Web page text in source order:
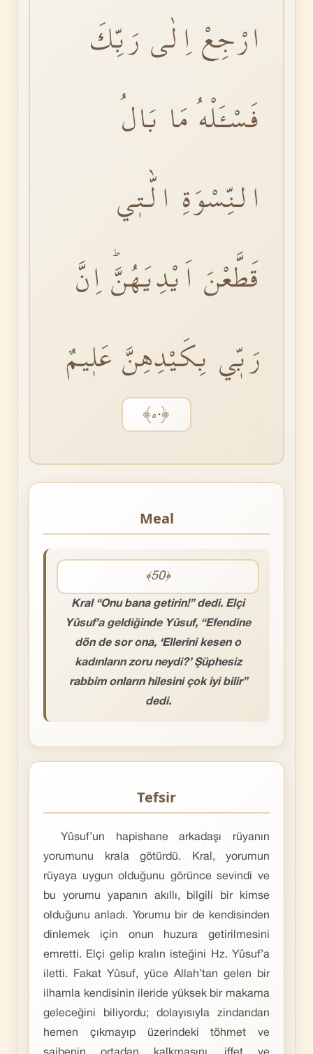
ارْجِعْ اِلٰى رَبِّكَ
فَسْـَٔلْهُ مَا بَالُ
النِّسْوَةِ الّٰتٖي
قَطَّعْنَ اَيْدِيَهُنَّؕ اِنَّ
رَبّٖي بِكَيْدِهِنَّ عَلٖيمٌ
﴿٥٠﴾
Meal
﴾50﴿
Kral “Onu bana getirin!” dedi. Elçi
Yûsuf’a geldiğinde Yûsuf, “Efendine
dön de sor ona, ‘Ellerini kesen o
kadınların zoru neydi?’ Şüphesiz
rabbim onların hilesini çok iyi bilir”
dedi.
Tefsir
Yûsuf’un hapishane arkadaşı rüyanın
yorumunu krala götürdü. Kral, yorumun
rüyaya uygun olduğunu görünce sevindi ve
bu yorumu yapanın akıllı, bilgili bir kimse
olduğunu anladı. Yorumu bir de kendisinden
dinlemek için onun huzura getirilmesini
emretti. Elçi gelip kralın isteğini Hz. Yûsuf’a
iletti. Fakat Yûsuf, yüce Allah’tan gelen bir
ilhamla kendisinin ileride yüksek bir makama
geleceğini biliyordu; dolayısıyla zindandan
hemen çıkmayıp üzerindeki töhmet ve